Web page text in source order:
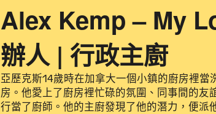
Alex Kemp – My
辦人 | 行政主廚
亞歷克斯14歲時在加拿大一個小鎮的廚房裡當
房。他愛上了廚房裡忙碌的氛圍、同事間的友
行當了廚師。他的主廚發現了他的潛力，便派